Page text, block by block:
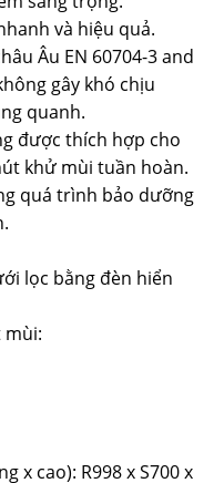
và hiệu quả.
Âu EN 60704-3 and
gây khó chịu
quanh.
được thích hợp cho
khử mùi tuần hoàn.
quá trình bảo dưỡng
lọc bằng đèn hiển
mùi:
x cao): R998 x S700 x